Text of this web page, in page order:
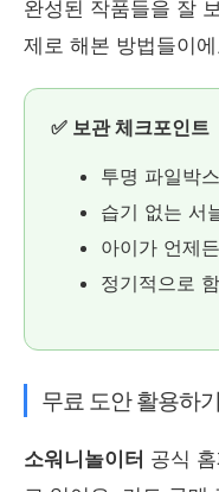
완성된 작품들을 잘
제로 해본 방법들이
✅ 보관 체크포인트
투명 파일박
습기 없는 서
아이가 언제
정기적으로
무료 도안 활용하기
소워니놀이터 공식